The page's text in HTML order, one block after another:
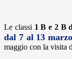
Le classi 1 B e 2 B
dal 7 al 13 marzo
maggio con la visita